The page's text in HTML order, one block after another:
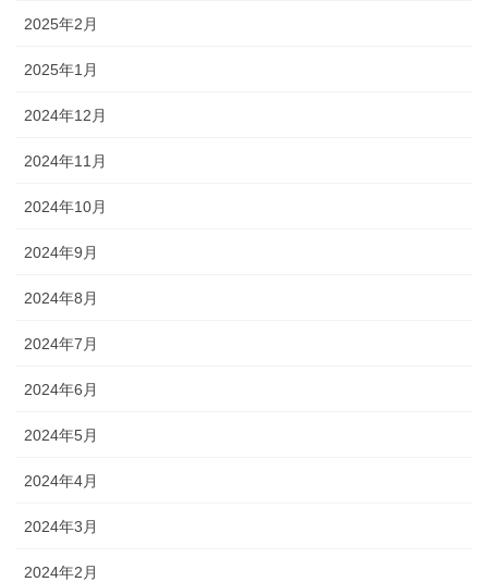
2025年2月
2025年1月
2024年12月
2024年11月
2024年10月
2024年9月
2024年8月
2024年7月
2024年6月
2024年5月
2024年4月
2024年3月
2024年2月